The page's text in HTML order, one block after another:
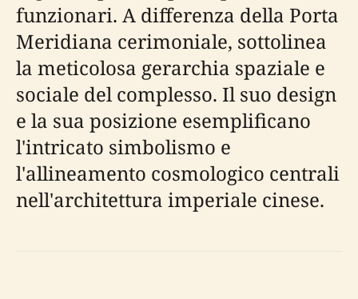
funzionari. A differenza della Porta
Meridiana cerimoniale, sottolinea
la meticolosa gerarchia spaziale e
sociale del complesso. Il suo design
e la sua posizione esemplificano
l'intricato simbolismo e
l'allineamento cosmologico centrali
nell'architettura imperiale cinese.